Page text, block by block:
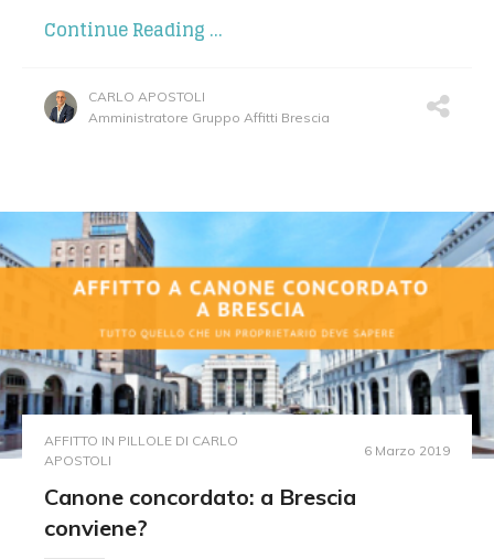
Continue Reading ...
CARLO APOSTOLI
Amministratore Gruppo Affitti Brescia
AFFITTO IN PILLOLE DI CARLO
APOSTOLI
6 Marzo 2019
Canone concordato: a Brescia
conviene?